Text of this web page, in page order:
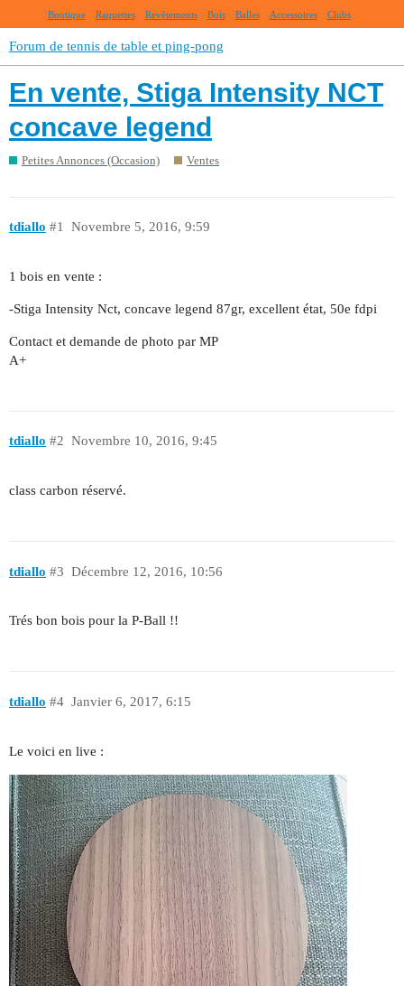
Boutique Raquettes Revêtements Bois Balles Accessoires Clubs
Forum de tennis de table et ping-pong
En vente, Stiga Intensity NCT
concave legend
Petites Annonces (Occasion) Ventes
tdiallo Novembre 5, 2016, 9:59
#1
1 bois en vente :
-Stiga Intensity Nct, concave legend 87gr, excellent état, 50e fdpi
Contact et demande de photo par MP
A+
tdiallo Novembre 10, 2016, 9:45
#2
class carbon réservé.
tdiallo Décembre 12, 2016, 10:56
#3
Trés bon bois pour la P-Ball !!
tdiallo Janvier 6, 2017, 6:15
#4
Le voici en live :